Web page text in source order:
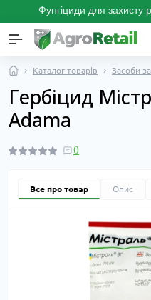
Фунгіциди для захисту
Каталог товарів Засоби
Гербіцид
Adama
0
Все про товар Опис